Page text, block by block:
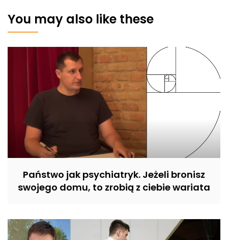
You may also like these
Państwo jak psychiatryk. Jeżeli bronisz
swojego domu, to zrobią z ciebie wariata